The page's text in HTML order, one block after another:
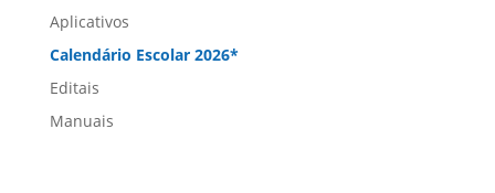
Aplicativos
Calendário Escolar 2026*
Editais
Manuais